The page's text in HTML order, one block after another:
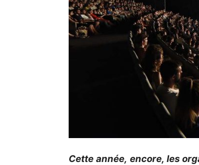
Cette année, encore, les